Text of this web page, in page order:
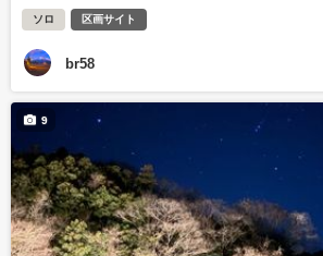
ソロ 区画サイト
br58
9